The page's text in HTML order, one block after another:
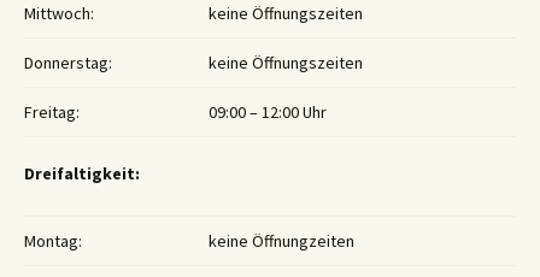
Mittwoch: keine Öffnungszeiten
Donnerstag: keine Öffnungszeiten
Freitag: 09:00 – 12:00 Uhr
Dreifaltigkeit:
Montag: keine Öffnungzeiten